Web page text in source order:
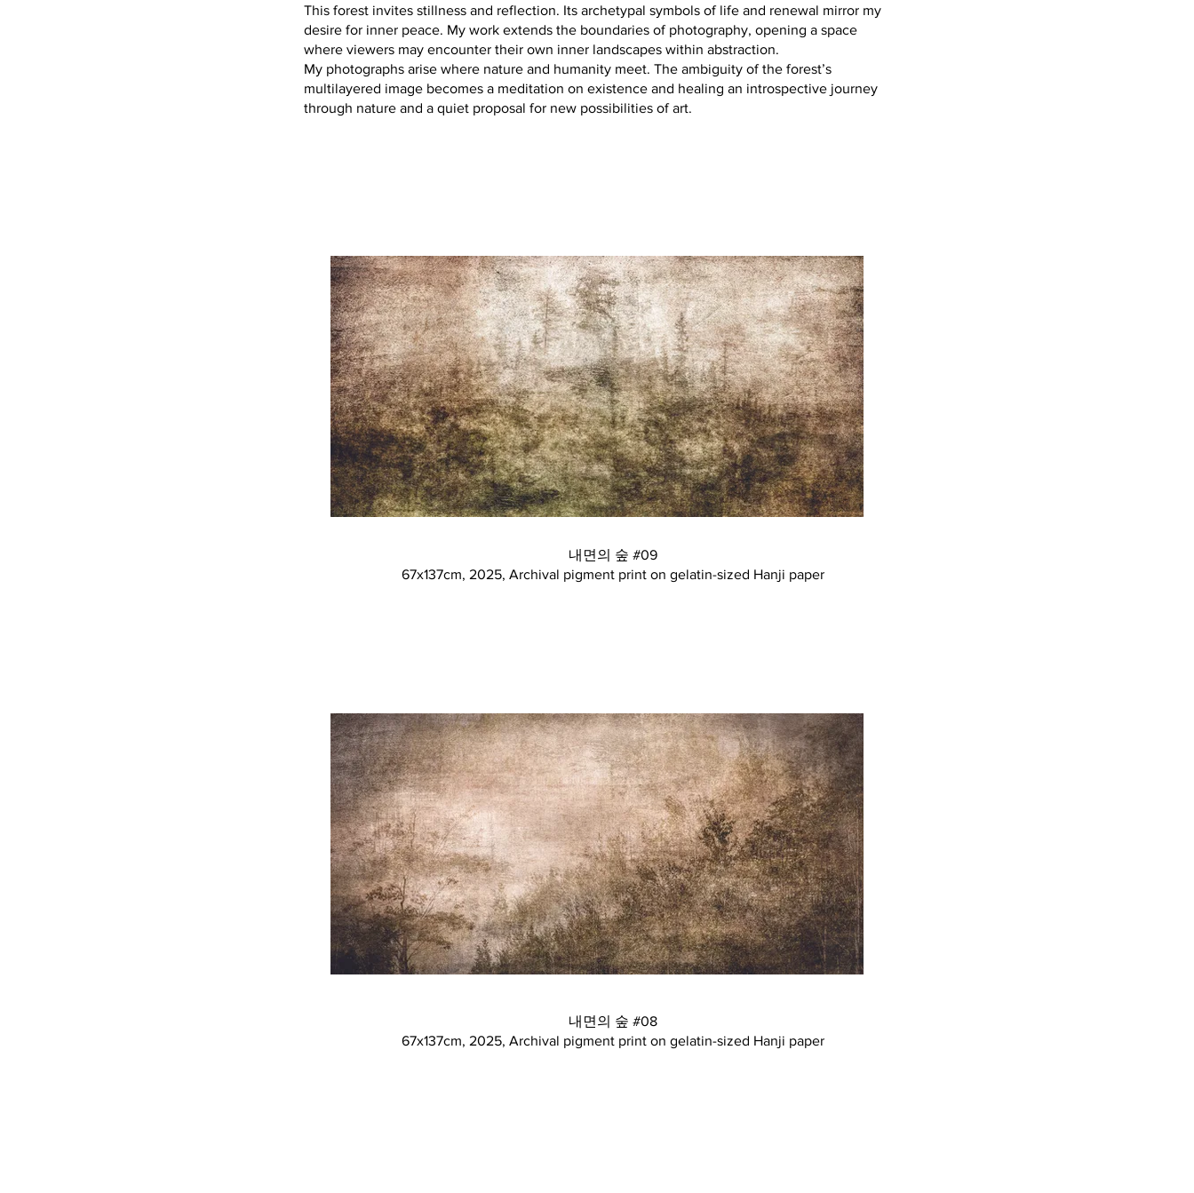
This forest invites stillness and reflection. Its archetypal symbols of life and renewal mirror my
desire for inner peace. My work extends the boundaries of photography, opening a space
where viewers may encounter their own inner landscapes within abstraction.
My photographs arise where nature and humanity meet. The ambiguity of the forest’s
multilayered image becomes a meditation on existence and healing an introspective journey
through nature and a quiet proposal for new possibilities of art.
내면의 숲 #09
67x137cm, 2025, Archival pigment print on gelatin-sized Hanji paper
내면의 숲 #08
67x137cm, 2025, Archival pigment print on gelatin-sized Hanji paper